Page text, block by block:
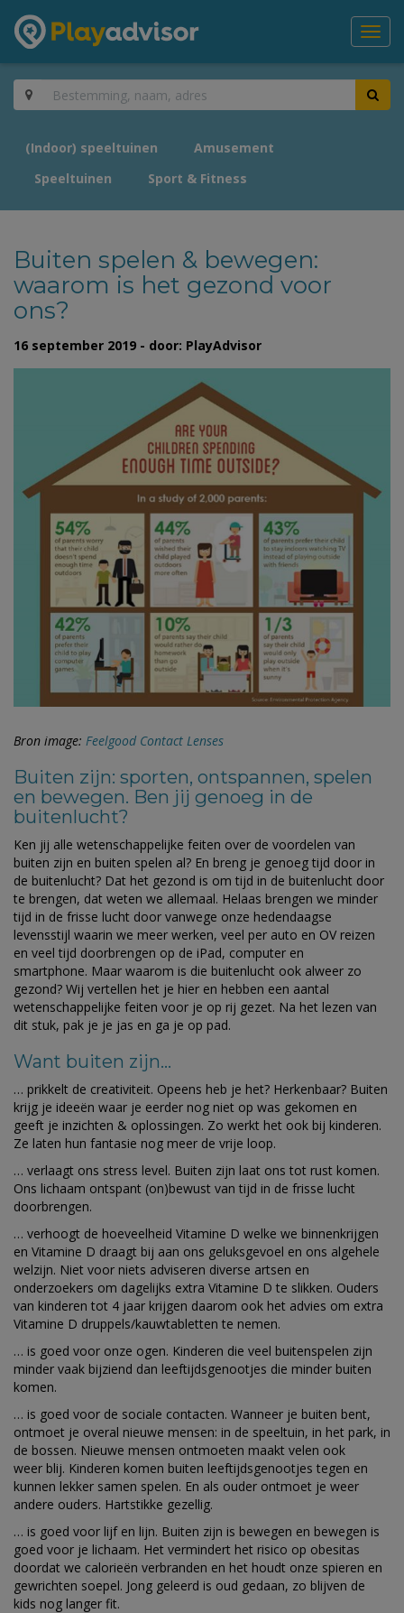
(Indoor) speeltuinen
Amusement
Speeltuinen
Sport & Fitness
Buiten spelen & bewegen:
waarom is het gezond voor
ons?
16 september 2019 - door: PlayAdvisor
Bron image: Feelgood Contact Lenses
Buiten zijn: sporten, ontspannen, spelen
en bewegen. Ben jij genoeg in de
buitenlucht?
Ken jij alle wetenschappelijke feiten over de voordelen van
buiten zijn en buiten spelen al? En breng je genoeg tijd door in
de buitenlucht? Dat het gezond is om tijd in de buitenlucht door
te brengen, dat weten we allemaal. Helaas brengen we minder
tijd in de frisse lucht door vanwege onze hedendaagse
levensstijl waarin we meer werken, veel per auto en OV reizen
en veel tijd doorbrengen op de iPad, computer en
smartphone. Maar waarom is die buitenlucht ook alweer zo
gezond? Wij vertellen het je hier en hebben een aantal
wetenschappelijke feiten voor je op rij gezet. Na het lezen van
dit stuk, pak je je jas en ga je op pad.
Want buiten zijn…
… prikkelt de creativiteit. Opeens heb je het? Herkenbaar? Buiten
krijg je ideeën waar je eerder nog niet op was gekomen en
geeft je inzichten & oplossingen. Zo werkt het ook bij kinderen.
Ze laten hun fantasie nog meer de vrije loop.
… verlaagt ons stress level. Buiten zijn laat ons tot rust komen.
Ons lichaam ontspant (on)bewust van tijd in de frisse lucht
doorbrengen.
… verhoogt de hoeveelheid Vitamine D welke we binnenkrijgen
en Vitamine D draagt bij aan ons geluksgevoel en ons algehele
welzijn. Niet voor niets adviseren diverse artsen en
onderzoekers om dagelijks extra Vitamine D te slikken. Ouders
van kinderen tot 4 jaar krijgen daarom ook het advies om extra
Vitamine D druppels/kauwtabletten te nemen.
… is goed voor onze ogen. Kinderen die veel buitenspelen zijn
minder vaak bijziend dan leeftijdsgenootjes die minder buiten
komen.
… is goed voor de sociale contacten. Wanneer je buiten bent,
ontmoet je overal nieuwe mensen: in de speeltuin, in het park, in
de bossen. Nieuwe mensen ontmoeten maakt velen ook
weer blij. Kinderen komen buiten leeftijdsgenootjes tegen en
kunnen lekker samen spelen. En als ouder ontmoet je weer
andere ouders. Hartstikke gezellig.
… is goed voor lijf en lijn. Buiten zijn is bewegen en bewegen is
goed voor je lichaam. Het vermindert het risico op obesitas
doordat we calorieën verbranden en het houdt onze spieren en
gewrichten soepel. Jong geleerd is oud gedaan, zo blijven de
kids nog langer fit.